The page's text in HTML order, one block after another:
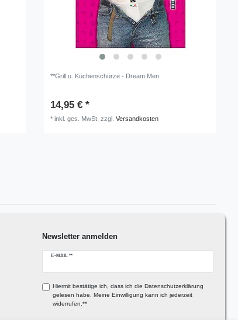
**Grill u. Küchenschürze - Dream Men
14,95 € *
*inkl. ges. MwSt. zzgl.Versandkosten
Newsletter anmelden
E-MAIL **
Newsletter
Hiermit bestätige ich, dass ich die Daten­schutz­erklärung
gelesen habe. Meine Einwilligung kann ich jederzeit
widerrufen.**